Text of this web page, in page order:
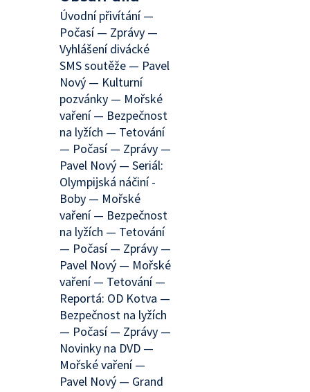
Úvodní přivítání —
Počasí — Zprávy —
Vyhlášení divácké
SMS soutěže — Pavel
Nový — Kulturní
pozvánky — Mořské
vaření — Bezpečnost
na lyžích — Tetování
— Počasí — Zprávy —
Pavel Nový — Seriál:
Olympijská náčiní -
Boby — Mořské
vaření — Bezpečnost
na lyžích — Tetování
— Počasí — Zprávy —
Pavel Nový — Mořské
vaření — Tetování —
Reportá: OD Kotva —
Bezpečnost na lyžích
— Počasí — Zprávy —
Novinky na DVD —
Mořské vaření —
Pavel Nový — Grand